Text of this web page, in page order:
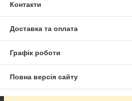
Контакти
Доставка та оплата
Графік роботи
Повна версія сайту